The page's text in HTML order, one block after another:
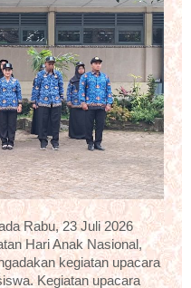
Rabu, 23 Juli 2026
Hari Anak Nasional,
kegiatan upacara
Kegiatan upacara